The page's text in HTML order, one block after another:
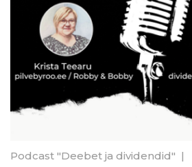
Podcast "Deebet ja dividendid" |